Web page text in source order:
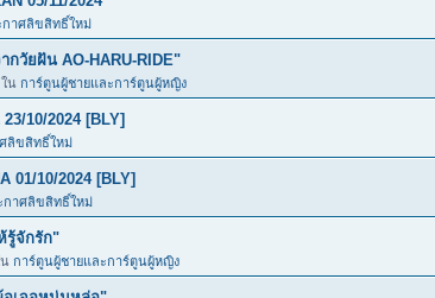
กาศลิขสิทธิ์ใหม่
กวัยฝัน AO-HARU-RIDE"
น การ์ตูนผู้ชายและการ์ตูนผู้หญิง
10/2024 [BLY]
ลิขสิทธิ์ใหม่
01/10/2024 [BLY]
กาศลิขสิทธิ์ใหม่
รู้จักรัก"
น การ์ตูนผู้ชายและการ์ตูนผู้หญิง